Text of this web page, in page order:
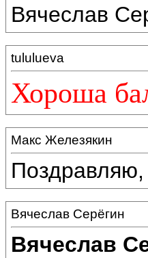
Вячеслав
tululueva
Хороша
Макс Железякин
Поздравляю,
Вячеслав Серёгин
Вячеслав